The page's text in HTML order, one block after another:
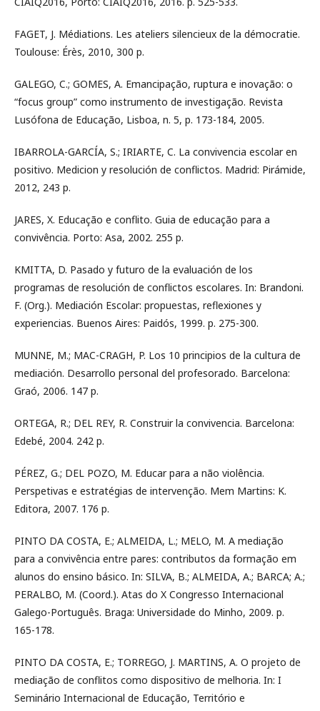
FAGET, J. Médiations. Les ateliers silencieux de la démocratie.
Toulouse: Érès, 2010, 300 p.
GALEGO, C.; GOMES, A. Emancipação, ruptura e inovação: o
“focus group” como instrumento de investigação. Revista
Lusófona de Educação, Lisboa, n. 5, p. 173-184, 2005.
IBARROLA-GARCÍA, S.; IRIARTE, C. La convivencia escolar en
positivo. Medicion y resolución de conflictos. Madrid: Pirámide,
2012, 243 p.
JARES, X. Educação e conflito. Guia de educação para a
convivência. Porto: Asa, 2002. 255 p.
KMITTA, D. Pasado y futuro de la evaluación de los
programas de resolución de conflictos escolares. In: Brandoni.
F. (Org.). Mediación Escolar: propuestas, reflexiones y
experiencias. Buenos Aires: Paidós, 1999. p. 275-300.
MUNNE, M.; MAC-CRAGH, P. Los 10 principios de la cultura de
mediación. Desarrollo personal del profesorado. Barcelona:
Graó, 2006. 147 p.
ORTEGA, R.; DEL REY, R. Construir la convivencia. Barcelona:
Edebé, 2004. 242 p.
PÉREZ, G.; DEL POZO, M. Educar para a não violência.
Perspetivas e estratégias de intervenção. Mem Martins: K.
Editora, 2007. 176 p.
PINTO DA COSTA, E.; ALMEIDA, L.; MELO, M. A mediação
para a convivência entre pares: contributos da formação em
alunos do ensino básico. In: SILVA, B.; ALMEIDA, A.; BARCA; A.;
PERALBO, M. (Coord.). Atas do X Congresso Internacional
Galego-Português. Braga: Universidade do Minho, 2009. p.
165-178.
PINTO DA COSTA, E.; TORREGO, J. MARTINS, A. O projeto de
mediação de conflitos como dispositivo de melhoria. In: I
Seminário Internacional de Educação, Território e